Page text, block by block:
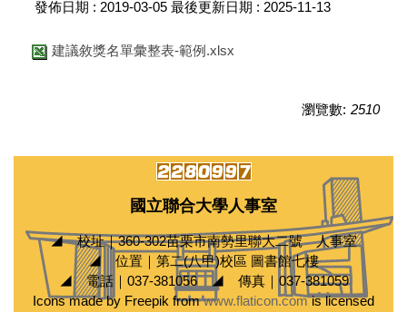
發佈日期 : 2019-03-05 最後更新日期 : 2025-11-13
建議敘獎名單彙整表-範例.xlsx
瀏覽數: 2510
國立聯合大學人事室
◢ 校址｜360-302苗栗市南勢里聯大二號 人事室
◢ 位置｜第二(八甲)校區 圖書館七樓
◢ 電話｜037-381056 ◢ 傳真｜037-381059
Icons made by Freepik fromwww.flaticon.comis licensed